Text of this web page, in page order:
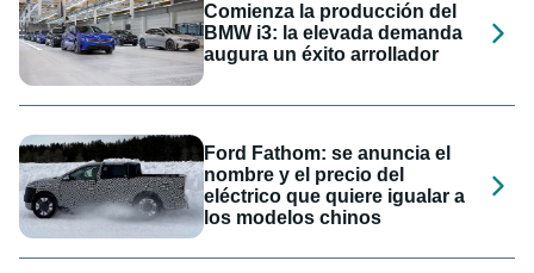
Comienza la producción del
BMW i3: la elevada demanda
augura un éxito arrollador
Ford Fathom: se anuncia el
nombre y el precio del
eléctrico que quiere igualar a
los modelos chinos